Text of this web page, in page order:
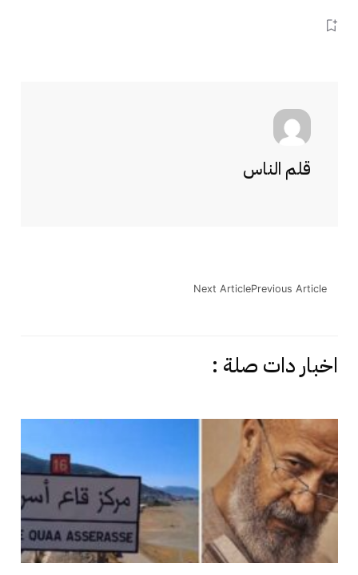
قلم الناس
Previous Article
Next Article
اخبار دات صلة :